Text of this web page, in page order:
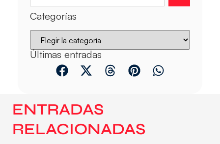
Categorías
Últimas entradas
ENTRADAS
RELACIONADAS